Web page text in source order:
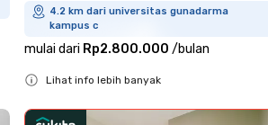
4.2 km dari universitas gunadarma
kampus c
mulai dari Rp2.800.000 /bulan
Lihat info lebih banyak